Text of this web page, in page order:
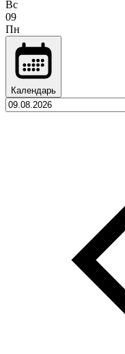
Вс
09
Пн
Календарь